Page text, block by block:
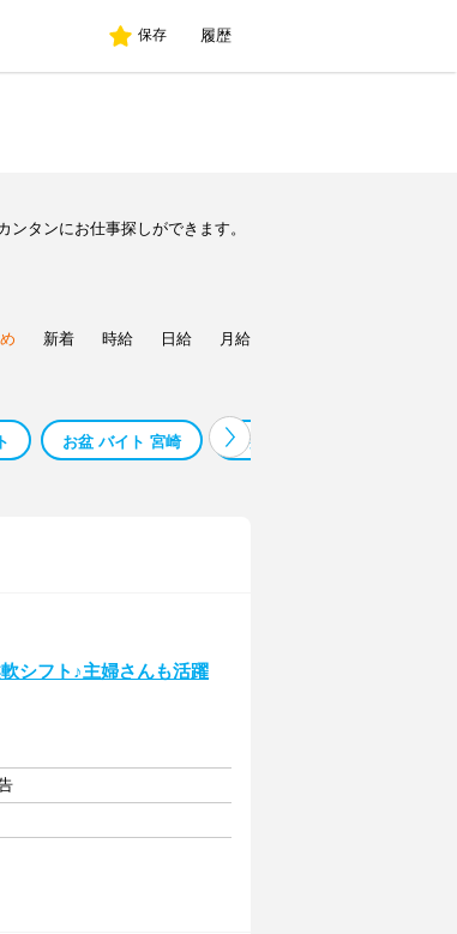
保存 履歴
タンにお仕事探しができます。
新着 時給 日給 月給
お盆 バイト 宮崎 お盆 バイト 長崎
シフト♪主婦さんも活躍